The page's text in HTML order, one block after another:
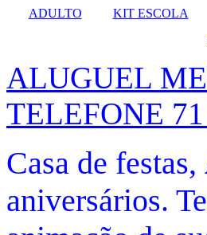
ADULTO KIT ESCOLA
ALUGUEL
TELEFONE
Casa de festas,
aniversários.